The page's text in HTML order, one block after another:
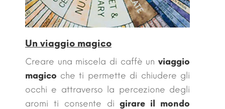
Un viaggio magico
Creare una miscela di caffè un viaggio
magico che ti permette di chiudere gli
occhi e attraverso la percezione degli
aromi ti consente digirare il mondo